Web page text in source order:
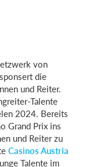
von
die
und Reiter.
Talente
2024. Bereits
Grand Prix ins
und Reiter zu
Casinos Austria
Talente im